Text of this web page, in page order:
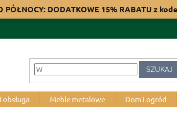
PÓŁNOCY: DODATKOWE 15% RABATU z
SZUKAJ
Meble metalowe Dom i ogród